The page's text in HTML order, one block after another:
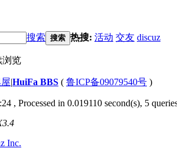
搜索 搜索 热搜: 活动 交友 discuz
浏览
|HuiFa BBS ( 鲁ICP备09079540号 )
, Processed in 0.019110 second(s), 5
Inc.